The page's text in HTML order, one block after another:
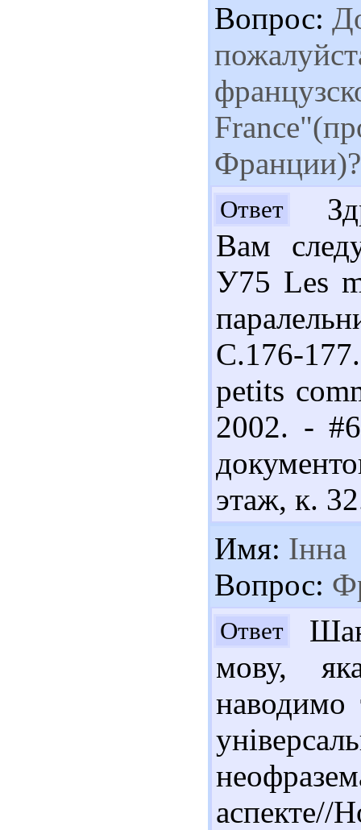
Вопрос:
Франции)?
Ответ
Вам
У75 Les
С.176-
petits
2002. -
этаж, к.
Имя: Інна
Вопрос:
Ответ
мову,
аспекте//